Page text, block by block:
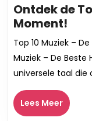
Ontdek de
Moment!
de
Top
10
Hits
van
Top 10 Muziek –
Muziek – De
universele taal die
Lees MeerLees
Meer